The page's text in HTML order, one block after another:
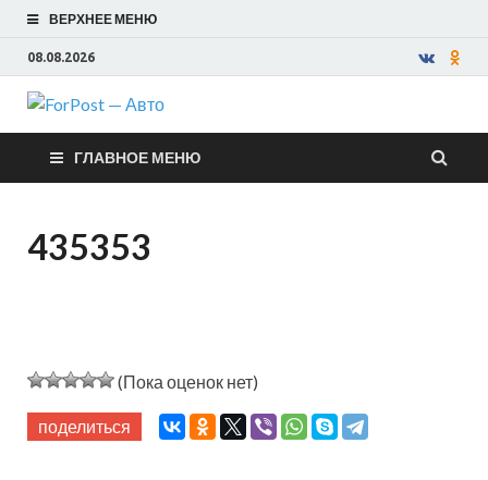
ВЕРХНЕЕ МЕНЮ
08.08.2026
ForPost —
Авто
ГЛАВНОЕ МЕНЮ
435353
(Пока оценок нет)
поделиться